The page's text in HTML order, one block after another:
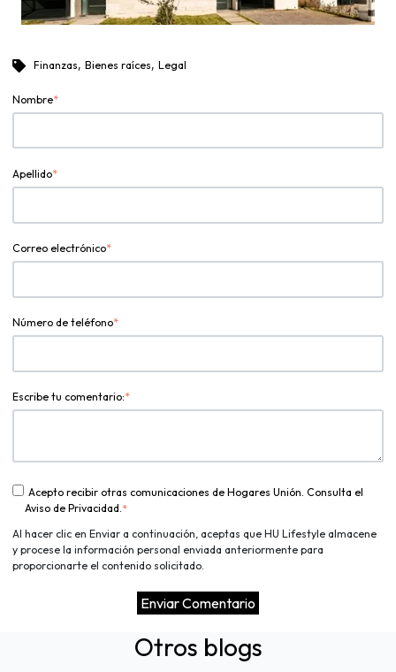
Finanzas, Bienes raíces, Legal
Nombre*
Apellido*
Correo electrónico*
Número de teléfono*
Escribe tu comentario:*
Acepto recibir otras comunicaciones de Hogares Unión. Consulta el
Aviso de Privacidad.*
Al hacer clic en Enviar a continuación, aceptas que HU Lifestyle almacene
y procese la información personal enviada anteriormente para
proporcionarte el contenido solicitado.
Otros blogs